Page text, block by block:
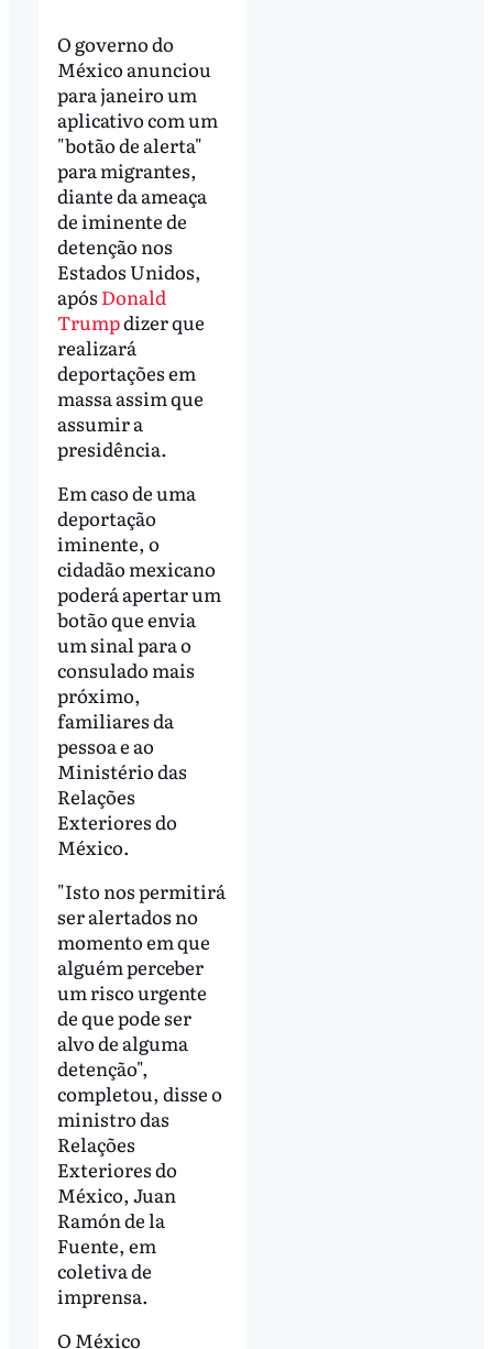
O governo do
México anunciou
para janeiro um
aplicativo com um
"botão de alerta"
para migrantes,
diante da ameaça
de iminente de
detenção nos
Estados Unidos,
após Donald
Trumpdizer que
realizará
deportações em
massa assim que
assumir a
presidência.
Em caso de uma
deportação
iminente, o
cidadão mexicano
poderá apertar um
botão que envia
um sinal para o
consulado mais
próximo,
familiares da
pessoa e ao
Ministério das
Relações
Exteriores do
México.
"Isto nos permitirá
ser alertados no
momento em que
alguém perceber
um risco urgente
de que pode ser
alvo de alguma
detenção",
completou, disse o
ministro das
Relações
Exteriores do
México, Juan
Ramón de la
Fuente, em
coletiva de
imprensa.
O México